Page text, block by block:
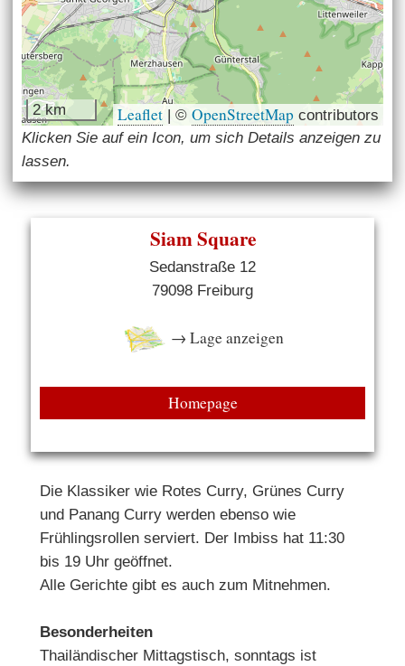
2 km Leaflet | © OpenStreetMapcontributors
Klicken Sie auf ein Icon, um sich Details anzeigen zu
lassen.
Siam Square
Sedanstraße 12
79098 Freiburg
→ Lage anzeigen
Homepage
Die Klassiker wie Rotes Curry, Grünes Curry
und Panang Curry werden ebenso wie
Frühlingsrollen serviert. Der Imbiss hat 11:30
bis 19 Uhr geöffnet.
Alle Gerichte gibt es auch zum Mitnehmen.
Besonderheiten
Thailändischer Mittagstisch, sonntags ist